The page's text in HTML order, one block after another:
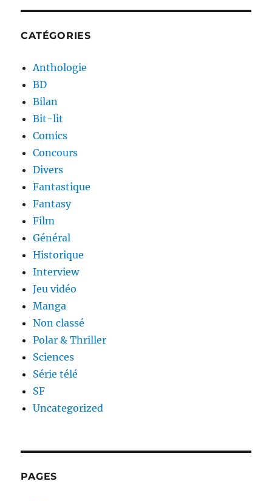
CATÉGORIES
Anthologie
BD
Bilan
Bit-lit
Comics
Concours
Divers
Fantastique
Fantasy
Film
Général
Historique
Interview
Jeu vidéo
Manga
Non classé
Polar & Thriller
Sciences
Série télé
SF
Uncategorized
PAGES